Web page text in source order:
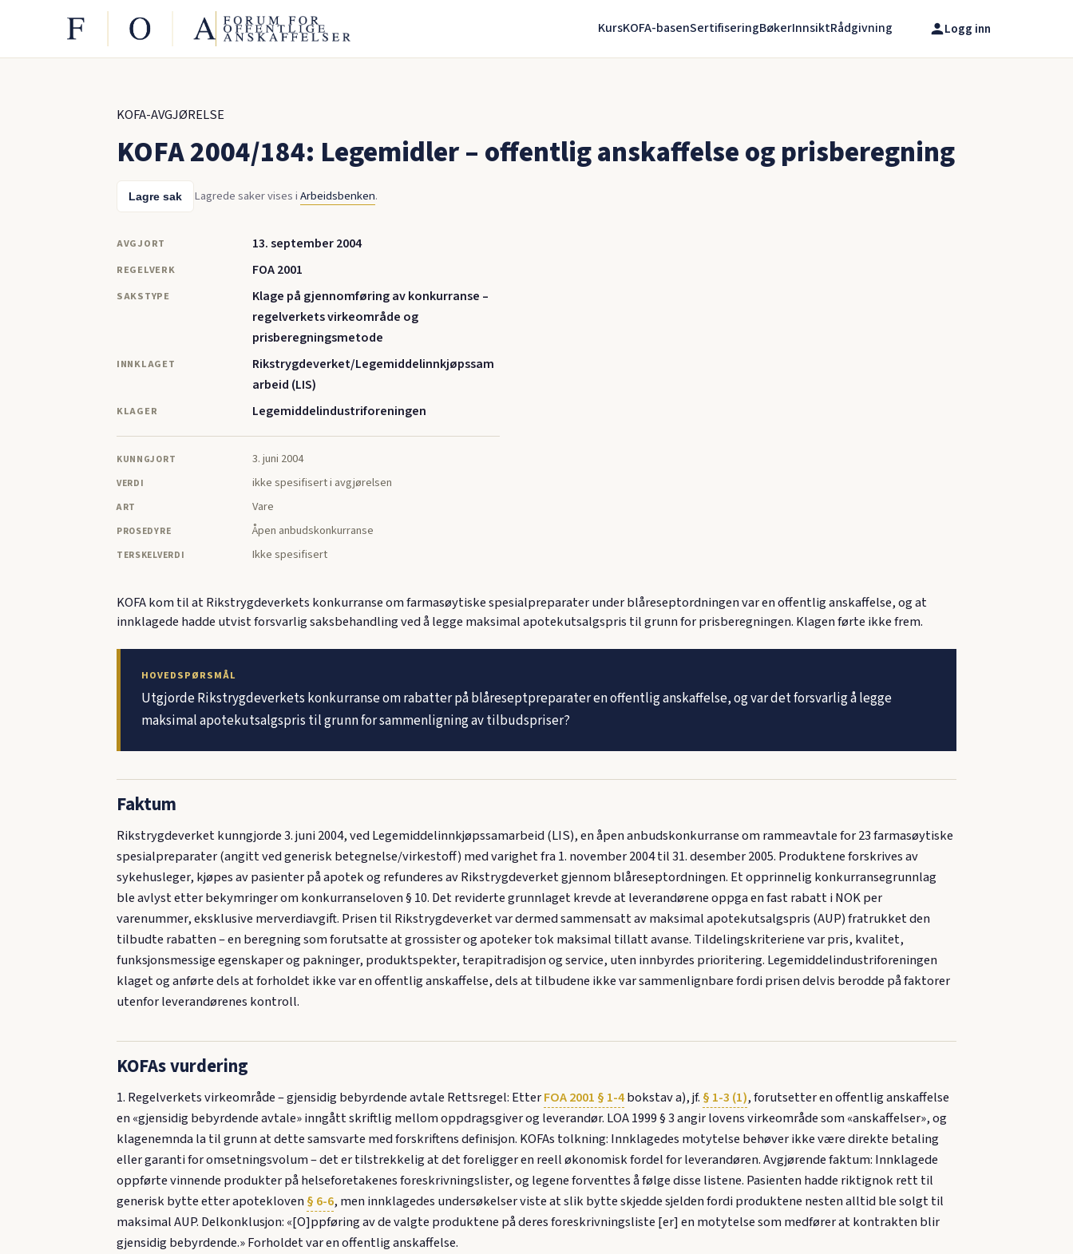
Logg inn
KursKOFA-basenSertifiseringBøkerInnsiktRådgivning
KOFA-AVGJØRELSE
KOFA 2004/184: Legemidler – offentlig anskaffelse og prisberegning
Lagre sak Lagrede saker vises iArbeidsbenken.
AVGJORT 13. september 2004
REGELVERK FOA 2001
SAKSTYPE
Klage på gjennomføring av konkurranse –
regelverkets virkeområde og
prisberegningsmetode
INNKLAGET
Rikstrygdeverket/Legemiddelinnkjøpssam
arbeid (LIS)
KLAGER Legemiddelindustriforeningen
KUNNGJORT 3. juni 2004
VERDI ikke spesifisert i avgjørelsen
ART Vare
PROSEDYRE Åpen anbudskonkurranse
TERSKELVERDI Ikke spesifisert
KOFA kom til at Rikstrygdeverkets konkurranse om farmasøytiske spesialpreparater under blåreseptordningen var en offentlig anskaffelse, og at
innklagede hadde utvist forsvarlig saksbehandling ved å legge maksimal apotekutsalgspris til grunn for prisberegningen. Klagen førte ikke frem.
HOVEDSPØRSMÅL
Utgjorde Rikstrygdeverkets konkurranse om rabatter på blåreseptpreparater en offentlig anskaffelse, og var det forsvarlig å legge
maksimal apotekutsalgspris til grunn for sammenligning av tilbudspriser?
Faktum
Rikstrygdeverket kunngjorde 3. juni 2004, ved Legemiddelinnkjøpssamarbeid (LIS), en åpen anbudskonkurranse om rammeavtale for 23 farmasøytiske
spesialpreparater (angitt ved generisk betegnelse/virkestoff) med varighet fra 1. november 2004 til 31. desember 2005. Produktene forskrives av
sykehusleger, kjøpes av pasienter på apotek og refunderes av Rikstrygdeverket gjennom blåreseptordningen. Et opprinnelig konkurransegrunnlag
ble avlyst etter bekymringer om konkurranseloven § 10. Det reviderte grunnlaget krevde at leverandørene oppga en fast rabatt i NOK per
varenummer, eksklusive merverdiavgift. Prisen til Rikstrygdeverket var dermed sammensatt av maksimal apotekutsalgspris (AUP) fratrukket den
tilbudte rabatten – en beregning som forutsatte at grossister og apoteker tok maksimal tillatt avanse. Tildelingskriteriene var pris, kvalitet,
funksjonsmessige egenskaper og pakninger, produktspekter, terapitradisjon og service, uten innbyrdes prioritering. Legemiddelindustriforeningen
klaget og anførte dels at forholdet ikke var en offentlig anskaffelse, dels at tilbudene ikke var sammenlignbare fordi prisen delvis berodde på faktorer
utenfor leverandørenes kontroll.
KOFAs vurdering
1. Regelverkets virkeområde – gjensidig bebyrdende avtale Rettsregel: EtterFOA 2001 § 1-4bokstav a), jf. § 1-3 (1), forutsetter en offentlig anskaffelse
en «gjensidig bebyrdende avtale» inngått skriftlig mellom oppdragsgiver og leverandør. LOA 1999 § 3 angir lovens virkeområde som «anskaffelser», og
klagenemnda la til grunn at dette samsvarte med forskriftens definisjon. KOFAs tolkning: Innklagedes motytelse behøver ikke være direkte betaling
eller garanti for omsetningsvolum – det er tilstrekkelig at det foreligger en reell økonomisk fordel for leverandøren. Avgjørende faktum: Innklagede
oppførte vinnende produkter på helseforetakenes foreskrivningslister, og legene forventtes å følge disse listene. Pasienten hadde riktignok rett til
generisk bytte etter apotekloven§ 6-6, men innklagedes undersøkelser viste at slik bytte skjedde sjelden fordi produktene nesten alltid ble solgt til
maksimal AUP. Delkonklusjon: «[O]ppføring av de valgte produktene på deres foreskrivningsliste [er] en motytelse som medfører at kontrakten blir
gjensidig bebyrdende.» Forholdet var en offentlig anskaffelse.